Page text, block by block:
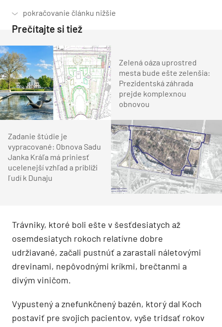
Prečítajte si tiež
Zelená oáza uprostred
mesta bude ešte zelenšia:
Prezidentská záhrada
prejde komplexnou
obnovou
Zadanie štúdie je
vypracované: Obnova Sadu
Janka Kráľa má priniesť
ucelenejší vzhľad a priblíži
ľudí k Dunaju
Trávniky, ktoré boli ešte v šesťdesiatych až
osemdesiatych rokoch relatívne dobre
udržiavané, začali pustnúť a zarastali náletovými
drevinami, nepôvodnými kríkmi, brečtanmi a
divým viničom.
Vypustený a znefunkčnený bazén, ktorý dal Koch
postaviť pre svojich pacientov, vyše tridsať rokov